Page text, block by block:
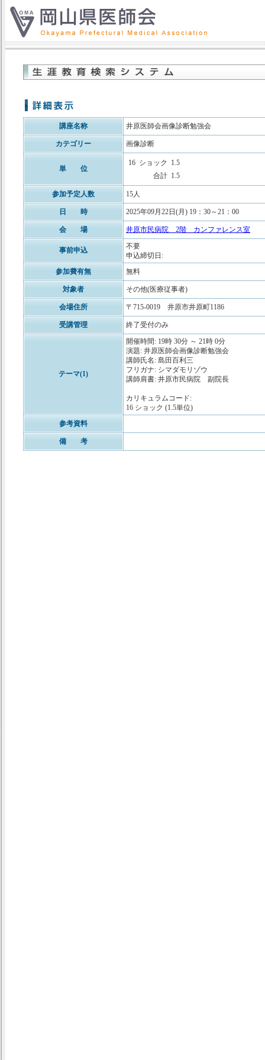
講座名称 井原医師会画像診断勉強会
カテゴリー 画像診断
単 位
16 ショック
1.5
合計 1.5
参加予定人数 15人
日 時 2025年09月22日(月) 19：30～21：00
会 場 井原市民病院 2階 カンファレンス室
事前申込
不要
申込締切日:
参加費有無
無料
対象者 その他(医療従事者)
会場住所 〒715-0019 井原市井原町1186
受講管理 終了受付のみ
テーマ(1)
開催時間: 19時 30分 ～ 21時 0分
演題: 井原医師会画像診断勉強会
講師氏名: 島田百利三
フリガナ: シマダモリゾウ
講師肩書: 井原市民病院 副院長
カリキュラムコード:
16 ショック (1.5単位)
参考資料
備 考